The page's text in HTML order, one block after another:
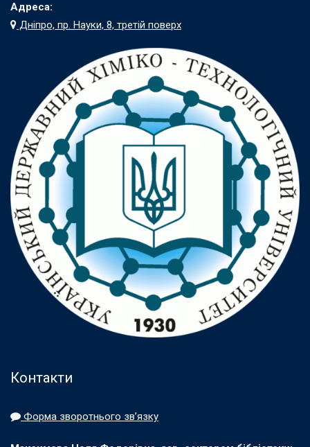
Адреса:
Дніпро, пр. Науки, 8, третій поверх
Контакти
Форма зворотнього зв’язку